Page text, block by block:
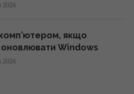
2026
якщо
оновлювати Windows
2026